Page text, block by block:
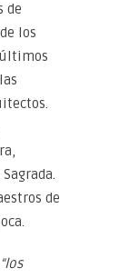
de
los
de
“los